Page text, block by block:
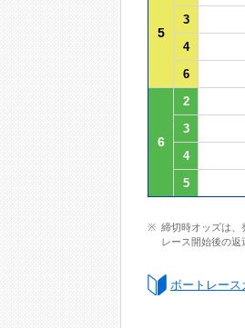
5
3
4
6
6
2
3
4
5
締切時オッズは、
レース開始後の返
ボートレース